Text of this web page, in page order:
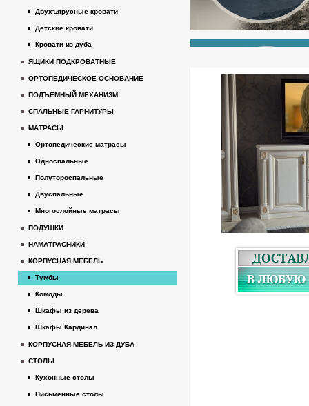
Двухъярусные кровати
Детские кровати
Кровати из дуба
ЯЩИКИ ПОДКРОВАТНЫЕ
ОРТОПЕДИЧЕСКОЕ ОСНОВАНИЕ
ПОДЪЕМНЫЙ МЕХАНИЗМ
СПАЛЬНЫЕ ГАРНИТУРЫ
МАТРАСЫ
Ортопедические матрасы
Односпальные
Полутороспальные
Двуспальные
Многослойные матрасы
ПОДУШКИ
НАМАТРАСНИКИ
КОРПУСНАЯ МЕБЕЛЬ
Тумбы
Комоды
Шкафы из дерева
Шкафы Кардинал
КОРПУСНАЯ МЕБЕЛЬ ИЗ ДУБА
СТОЛЫ
Кухонные столы
Письменные столы